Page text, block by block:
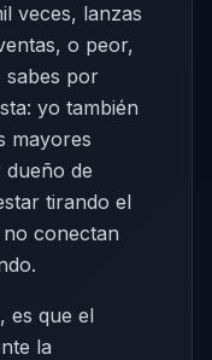
veces, lanzas
o peor,
sabes por
yo también
mayores
de
tirando el
conectan
es que el
la